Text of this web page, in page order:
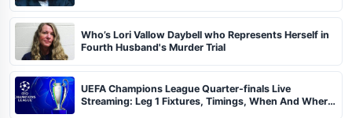
Who’s Lori Vallow Daybell who Represents Herself in
Fourth Husband's Murder Trial
UEFA Champions League Quarter-finals Live
Streaming: Leg 1 Fixtures, Timings, When And Where